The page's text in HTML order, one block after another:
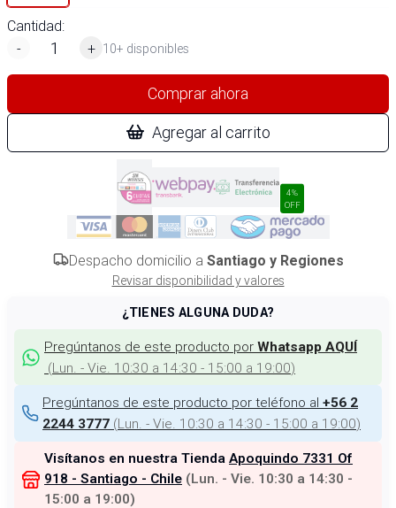
Cantidad:
-
+ 10+ disponibles
Comprar ahora
Agregar al carrito
4%
OFF
Despacho domicilio a Santiago y Regiones
Revisar disponibilidad y valores
¿TIENES ALGUNA DUDA?
Pregúntanos de este producto por Whatsapp AQUÍ
(Lun. - Vie. 10:30 a 14:30 - 15:00 a 19:00)
Pregúntanos de este producto por teléfono al +56 2
2244 3777 (Lun. - Vie. 10:30 a 14:30 - 15:00 a 19:00)
Visítanos en nuestra Tienda Apoquindo 7331 Of
918 - Santiago - Chile (Lun. - Vie. 10:30 a 14:30 -
15:00 a 19:00)